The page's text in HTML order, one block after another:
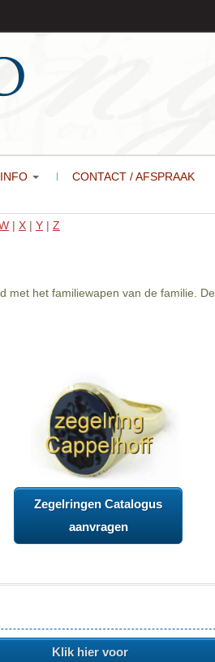
CONTACT / AFSPRAAK
| X | Y | Z
met het familiewapen van de familie. De
Zegelringen Catalogus
aanvragen
Klik hier voor